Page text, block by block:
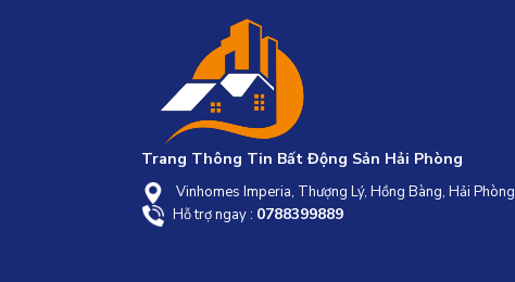
Trang Thông Tin Bất Động Sản Hải Phòng
Vinhomes Imperia, Thượng Lý, Hồng Bàng, Hải Phòng
Hỗ trợ ngay : 0788399889